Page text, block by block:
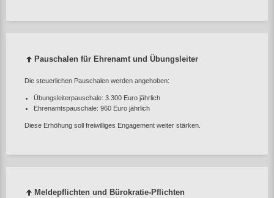
Pauschalen für Ehrenamt und Übungsleiter
Die steuerlichen Pauschalen werden angehoben:
Übungsleiterpauschale: 3.300 Euro jährlich
Ehrenamtspauschale: 960 Euro jährlich
Diese Erhöhung soll freiwilliges Engagement weiter stärken.
Meldepflichten und Bürokratie‑Pflichten